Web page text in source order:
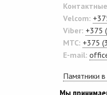
Velcom:
Viber: +375
MTC: +375
E-mail:
Памятники
Мы